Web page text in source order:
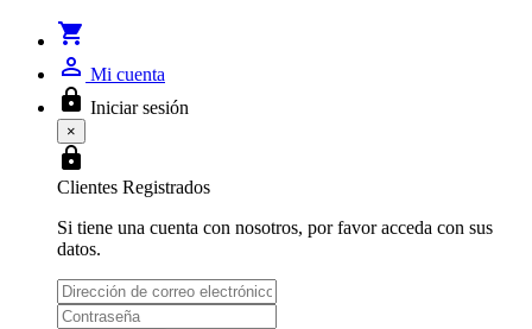
shopping_cart
person_outline Mi cuenta
lock Iniciar sesión
×
lock
Clientes Registrados
Si tiene una cuenta con nosotros, por favor acceda con sus
datos.